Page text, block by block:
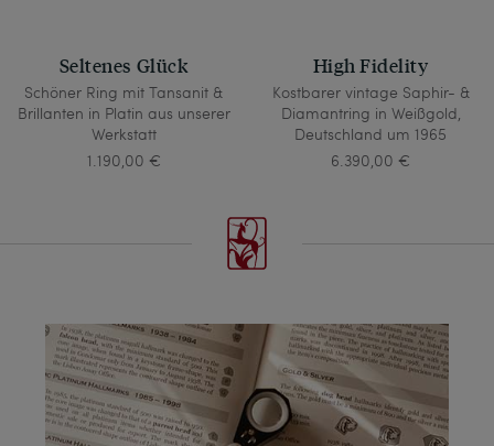
Seltenes Glück
Schöner Ring mit Tansanit &
Brillanten in Platin aus unserer
Werkstatt
1.190,00 €
High Fidelity
Kostbarer vintage Saphir- &
Diamantring in Weißgold,
Deutschland um 1965
6.390,00 €